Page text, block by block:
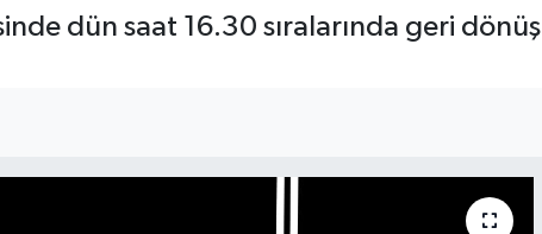
dün saat 16.30 sıralarında geri